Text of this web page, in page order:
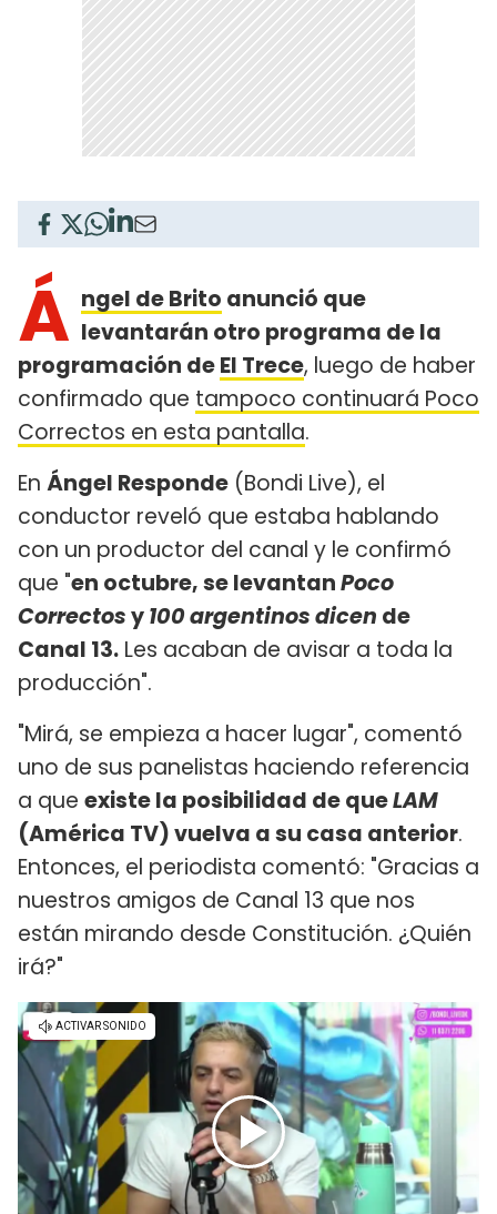
Á ngel de Brito anunció que
levantarán otro programa de la
programación deEl Trece, luego de haber
confirmado que tampoco continuará Poco
Correctos en esta pantalla.
En Ángel Responde (Bondi Live), el
conductor reveló que estaba hablando
con un productor del canal y le confirmó
que "en octubre, se levantanPoco
Correctosy100 argentinos dicen de
Canal 13. Les acaban de avisar a toda la
producción".
"Mirá, se empieza a hacer lugar", comentó
uno de sus panelistas haciendo referencia
a que existe la posibilidad de queLAM
(América TV) vuelva a su casa anterior.
Entonces, el periodista comentó: "Gracias a
nuestros amigos de Canal 13 que nos
están mirando desde Constitución. ¿Quién
irá?"